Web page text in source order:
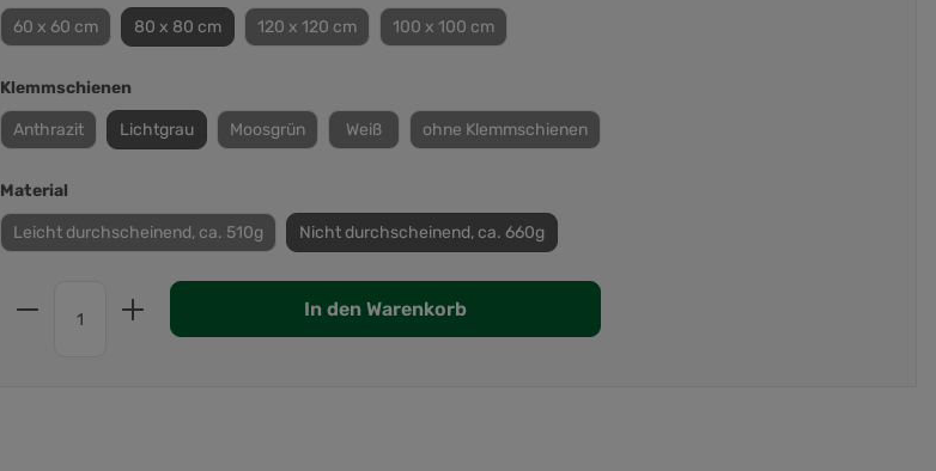
60 x 60 cm 80 x 80 cm 120 x 120 cm 100 x 100 cm
Klemmschienen
Anthrazit Lichtgrau Moosgrün Weiß ohne Klemmschienen
Material
Leicht durchscheinend, ca. 510g Nicht durchscheinend, ca. 660g
In den Warenkorb